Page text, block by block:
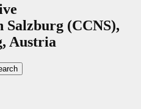
Salzburg (CCNS),
Austria